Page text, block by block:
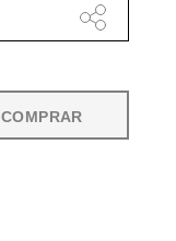
COMPRAR